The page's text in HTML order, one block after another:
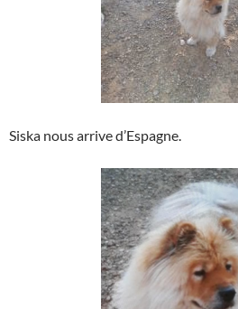
Siska nous arrive d’Espagne.